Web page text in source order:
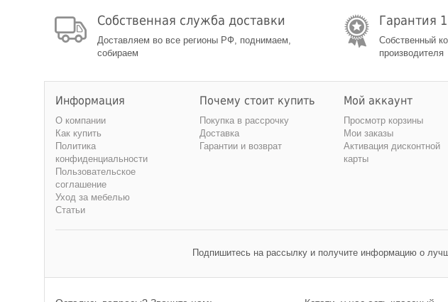
Собственная служба доставки
Доставляем во все регионы РФ, поднимаем,
собираем
Гарантия
Собственный
производителя
Информация
О компании
Как купить
Политика
конфиденциальности
Пользовательское
соглашение
Уход за мебелью
Статьи
Почему стоит купить
Покупка в рассрочку
Доставка
Гарантии и возврат
Мой аккаунт
Просмотр корзины
Мои заказы
Активация дисконтной
карты
Подпишитесь на рассылку и получите информацию о